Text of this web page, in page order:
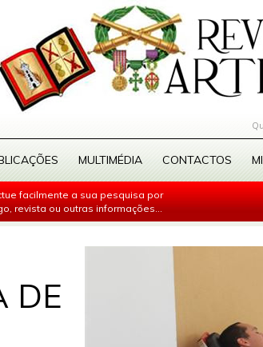
MULTIMÉDIA CONTACTOS
facilmente a sua pesquisa por
revista ou outras informações...
DE